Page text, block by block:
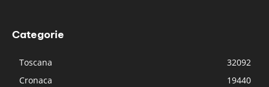
Categorie
Toscana
32092
Cronaca
19440